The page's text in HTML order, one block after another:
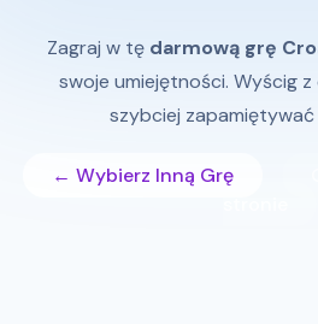
Zagraj w tę darmową grę
swoje umiejętności. Wyścig
szybciej zapamiętywać
← Wybierz Inną Grę